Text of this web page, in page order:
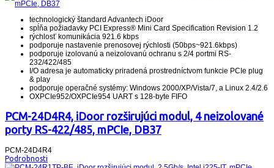
technologický štandard Advantech iDoor
spĺňa požiadavky PCI Express® Mini Card Specification Revision 1.2
rýchlosť komunikácia 921.6 kbps
podporuje nastavenie prenosovej rýchlosti (50bps~921.6kbps)
podporuje izolovanú a neizolovanú ochranu s 2/4 portmi RS-
232/422/485
I/O adresa je automaticky priradená prostredníctvom funkcie PCIe plug
& play
podporuje operačné systémy: Windows 2000/XP/Vista/7, a Linux 2.4/2.6
OXPCIe952/OXPCIe954 UART s 128-byte FIFO
PCM-24D4R4, iDoor rozširujúci modul, 4 neizolované
porty RS-422/485, mPCIe, DB37
PCM-24D4R4
Podrobnosti